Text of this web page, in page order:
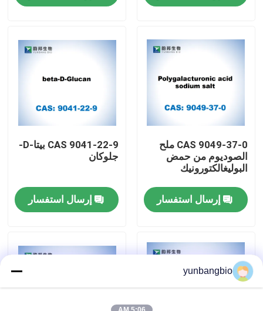
منتجات
معلومات عنا
جولة في المعمل
اتصل بنا
أخبار
المخازن البيولوجية
CAS 9049-37-0 ملح
الصوديوم من حمض
البوليغالكتورونيك
إرسال استفسار
CAS 9041-22-9 بيتا-D-
جلوكان
إرسال استفسار
yunbangbio